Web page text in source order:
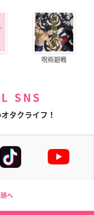
呪術廻戦
SNS
タクライフ！
へ